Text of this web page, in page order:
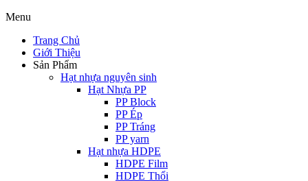
Menu
Trang Chủ
Giới Thiệu
Sản Phẩm
Hạt nhựa nguyên sinh
Hạt Nhựa PP
PP Block
PP Ép
PP Tráng
PP yarn
Hạt nhựa HDPE
HDPE Film
HDPE Thổi